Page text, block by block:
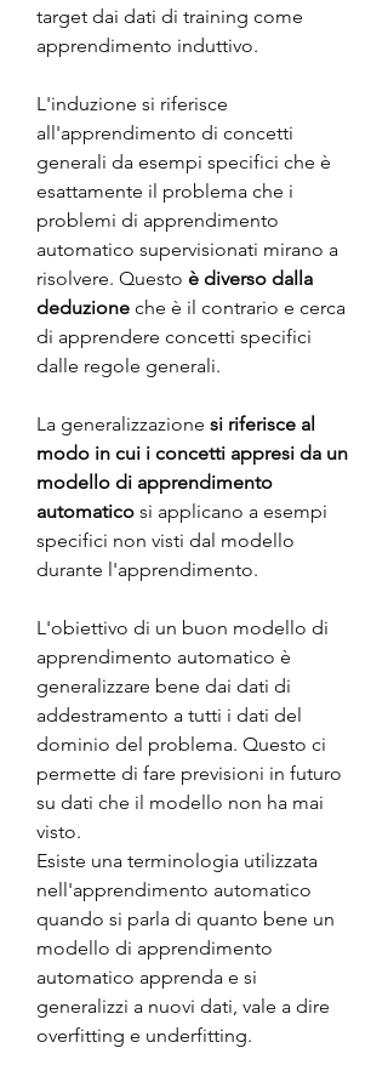
target dai dati di training come
apprendimento induttivo.
L'induzione si riferisce
all'apprendimento di concetti
generali da esempi specifici che è
esattamente il problema che i
problemi di apprendimento
automatico supervisionati mirano a
risolvere. Questo è diverso dalla
deduzione che è il contrario e cerca
di apprendere concetti specifici
dalle regole generali.
La generalizzazione si riferisce al
modo in cui i concetti appresi da un
modello di apprendimento
automatico si applicano a esempi
specifici non visti dal modello
durante l'apprendimento.
L'obiettivo di un buon modello di
apprendimento automatico è
generalizzare bene dai dati di
addestramento a tutti i dati del
dominio del problema. Questo ci
permette di fare previsioni in futuro
su dati che il modello non ha mai
visto.
Esiste una terminologia utilizzata
nell'apprendimento automatico
quando si parla di quanto bene un
modello di apprendimento
automatico apprenda e si
generalizzi a nuovi dati, vale a dire
overfitting e underfitting.